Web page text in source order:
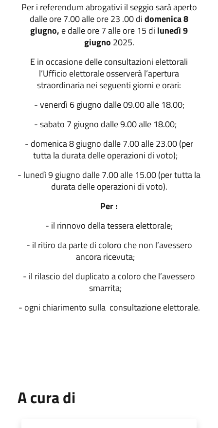
Per i referendum abrogativi il seggio sarà aperto
dalle ore 7.00 alle ore 23 .00 didomenica 8
giugno, e dalle ore 7 alle ore 15 di lunedì 9
giugno 2025.
E in occasione delle consultazioni elettorali
l’Ufficio elettorale osserverà l’apertura
straordinaria nei seguenti giorni e orari:
- venerdì 6 giugno dalle 09.00 alle 18.00;
- sabato 7 giugno dalle 9.00 alle 18.00;
- domenica 8 giugno dalle 7.00 alle 23.00 (per
tutta la durata delle operazioni di voto);
- lunedì 9 giugno dalle 7.00 alle 15.00 (per tutta la
durata delle operazioni di voto).
Per :
- il rinnovo della tessera elettorale;
- il ritiro da parte di coloro che non l’avessero
ancora ricevuta;
- il rilascio del duplicato a coloro che l’avessero
smarrita;
- ogni chiarimento sulla consultazione elettorale.
A cura di